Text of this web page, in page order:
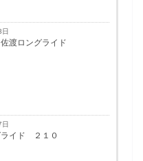
渡ロングライド
ライド ２１０